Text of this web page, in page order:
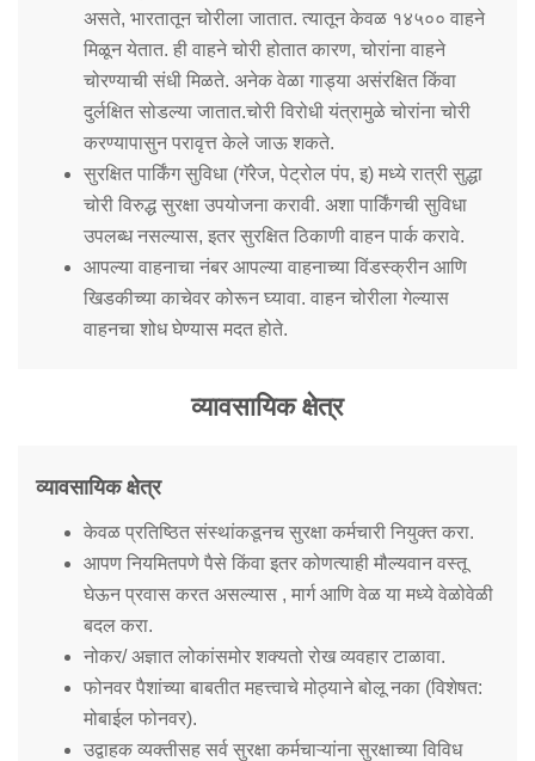
Police Corner
Police Foundation
Welfare Activities
Media Coverage
Press Release
Crime Review
Miscellaneous
Recruitment
Police Station Incharge
Divisional ACP′s
Senior Police Officers
Emergency Contacts
Feedback
असते, भारतातून चोरीला जातात. त्यातून केवळ १४५०० वाहने
मिळून येतात. ही वाहने चोरी होतात कारण, चोरांना वाहने
चोरण्याची संधी मिळते. अनेक वेळा गाड्या असंरक्षित किंवा
दुर्लक्षित सोडल्या जातात.चोरी विरोधी यंत्रामुळे चोरांना चोरी
करण्यापासुन परावृत्त केले जाऊ शकते.
सुरक्षित पार्किंग सुविधा (गॅरेज, पेट्रोल पंप, इ) मध्ये रात्री सुद्धा
चोरी विरुद्ध सुरक्षा उपयोजना करावी. अशा पार्किंगची सुविधा
उपलब्ध नसल्यास, इतर सुरक्षित ठिकाणी वाहन पार्क करावे.
आपल्या वाहनाचा नंबर आपल्या वाहनाच्या विंडस्क्रीन आणि
खिडकीच्या काचेवर कोरून घ्यावा. वाहन चोरीला गेल्यास
वाहनचा शोध घेण्यास मदत होते.
व्यावसायिक क्षेत्र
व्यावसायिक क्षेत्र
केवळ प्रतिष्ठित संस्थांकडूनच सुरक्षा कर्मचारी नियुक्त करा.
आपण नियमितपणे पैसे किंवा इतर कोणत्याही मौल्यवान वस्तू
घेऊन प्रवास करत असल्यास , मार्ग आणि वेळ या मध्ये वेळोवेळी
बदल करा.
नोकर/ अज्ञात लोकांसमोर शक्यतो रोख व्यवहार टाळावा.
फोनवर पैशांच्या बाबतीत महत्त्वाचे मोठ्याने बोलू नका (विशेषत:
मोबाईल फोनवर).
उद्वाहक व्यक्तीसह सर्व सुरक्षा कर्मचाऱ्यांना सुरक्षाच्या विविध